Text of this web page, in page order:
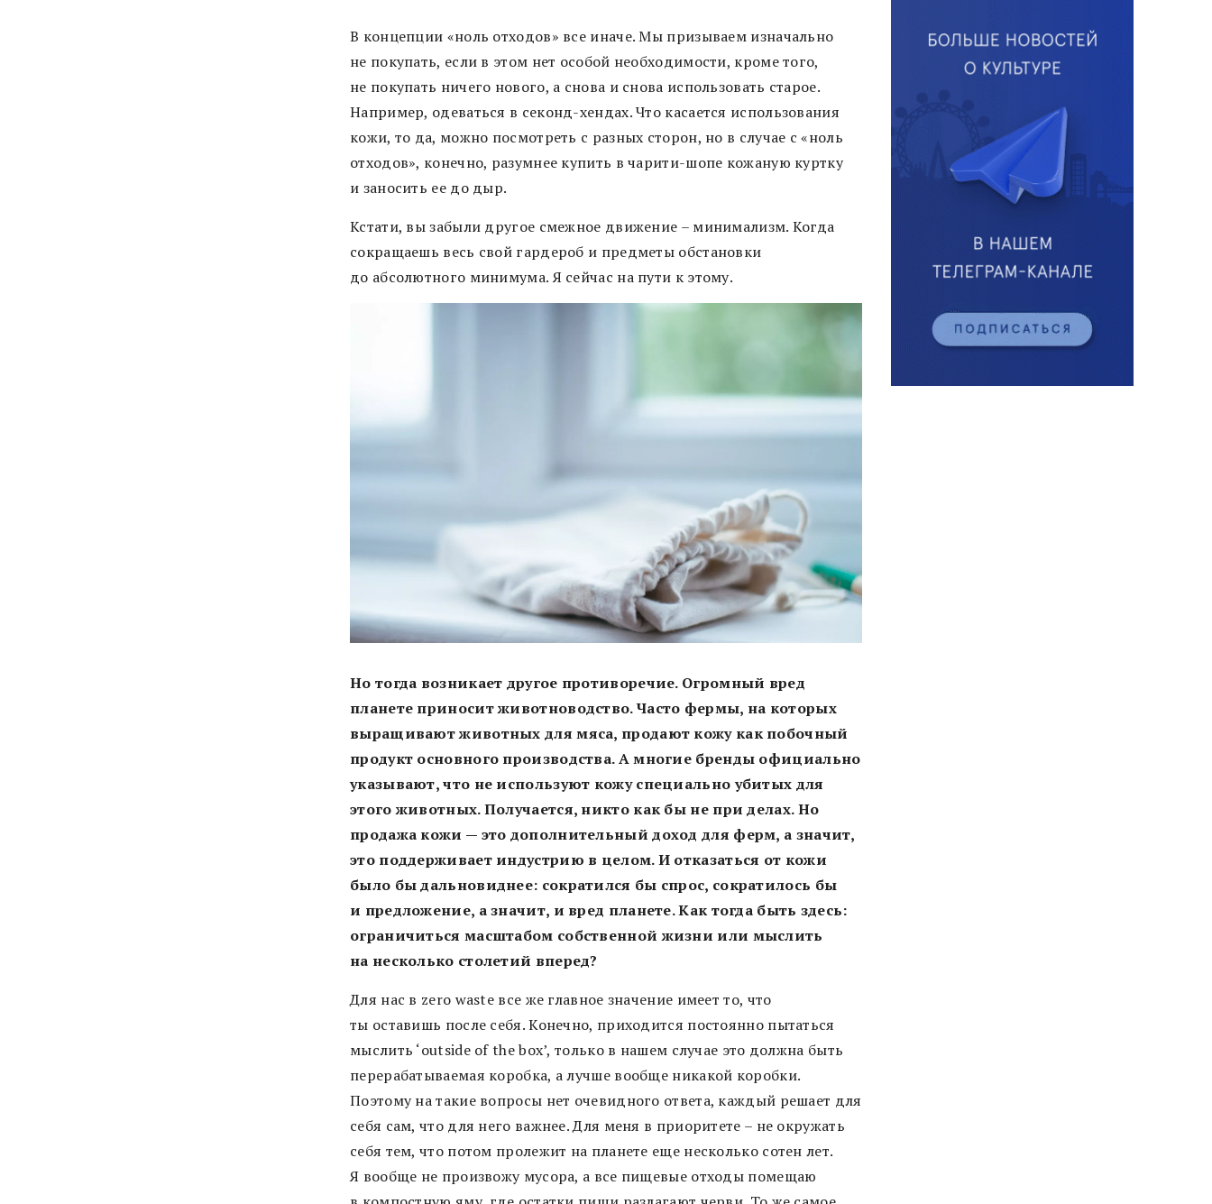
В концепции «ноль отходов» все иначе. Мы призываем изначально
не покупать, если в этом нет особой необходимости, кроме того,
не покупать ничего нового, а снова и снова использовать старое.
Например, одеваться в секонд-хендах. Что касается использования
кожи, то да, можно посмотреть с разных сторон, но в случае с «ноль
отходов», конечно, разумнее купить в чарити-шопе кожаную куртку
и заносить ее до дыр.
Кстати, вы забыли другое смежное движение – минимализм. Когда
сокращаешь весь свой гардероб и предметы обстановки
до абсолютного минимума. Я сейчас на пути к этому.
Но тогда возникает другое противоречие. Огромный вред
планете приносит животноводство. Часто фермы, на которых
выращивают животных для мяса, продают кожу как побочный
продукт основного производства. А многие бренды официально
указывают, что не используют кожу специально убитых для
этого животных. Получается, никто как бы не при делах. Но
продажа кожи — это дополнительный доход для ферм, а значит,
это поддерживает индустрию в целом. И отказаться от кожи
было бы дальновиднее: сократился бы спрос, сократилось бы
и предложение, а значит, и вред планете. Как тогда быть здесь:
ограничиться масштабом собственной жизни или мыслить
на несколько столетий вперед?
Для нас в zero waste все же главное значение имеет то, что
ты оставишь после себя. Конечно, приходится постоянно пытаться
мыслить ‘outside of the box’, только в нашем случае это должна быть
перерабатываемая коробка, а лучше вообще никакой коробки.
Поэтому на такие вопросы нет очевидного ответа, каждый решает для
себя сам, что для него важнее. Для меня в приоритете – не окружать
себя тем, что потом пролежит на планете еще несколько сотен лет.
Я вообще не произвожу мусора, а все пищевые отходы помещаю